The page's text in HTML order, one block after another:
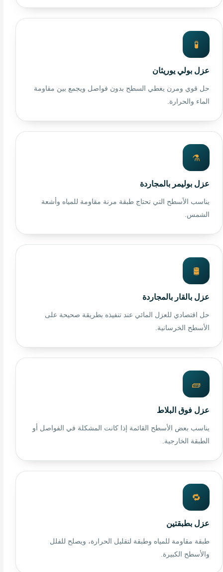
🧪
عزل بولي يوريثان
حل قوي ومرن يغطي السطح بدون فواصل ويجمع بين مقاومة
الماء والحرارة.
⚗️
عزل بوليمر بالمجاردة
يناسب الأسطح التي تحتاج طبقة مرنة مقاومة للمياه وأشعة
الشمس.
🛢️
عزل بالقار بالمجاردة
حل اقتصادي للعزل المائي عند تنفيذه بطريقة صحيحة على
الأسطح الخرسانية.
🧱
عزل فوق البلاط
يناسب بعض الأسطح القائمة إذا كانت المشكلة في الفواصل أو
الطبقة الخارجية.
🔁
عزل بطبقتين
طبقة مقاومة للمياه وطبقة لتقليل الحرارة، ويصلح للفلل
والأسطح الكبيرة.